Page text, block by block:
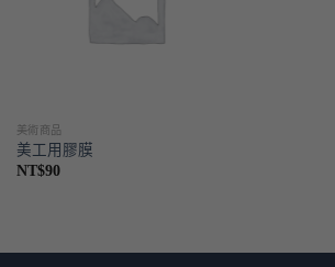
美術商品
美工用膠膜
NT$90